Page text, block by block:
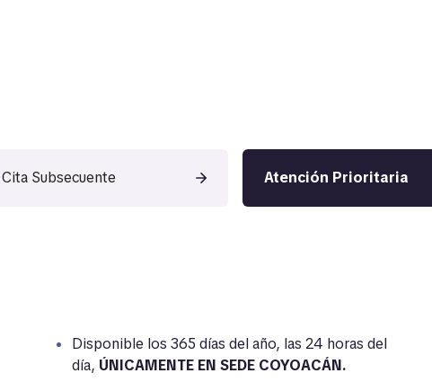
Cita Subsecuente Atención Prioritaria
Disponible los 365 días del año, las 24 horas del
día, ÚNICAMENTE EN SEDE COYOACÁN.